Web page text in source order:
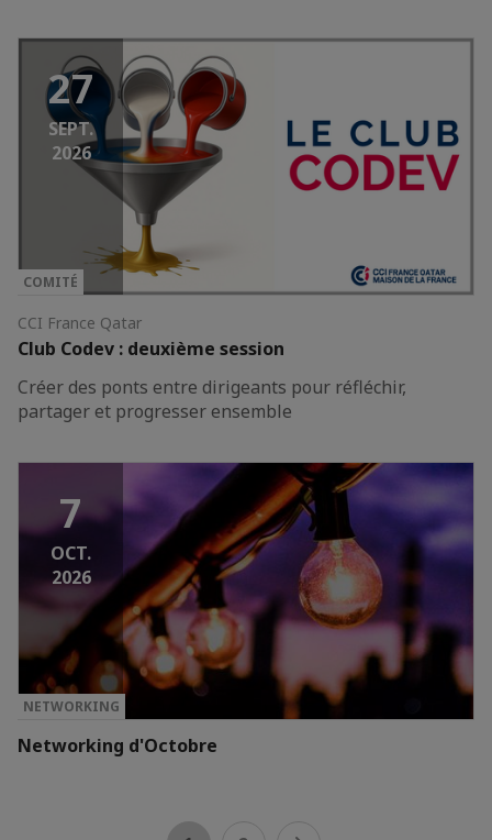
27
SEPT.
2026
COMITÉ
CCI France Qatar
Club Codev : deuxième session
Créer des ponts entre dirigeants pour réfléchir,
partager et progresser ensemble
7
OCT.
2026
NETWORKING
Networking d'Octobre